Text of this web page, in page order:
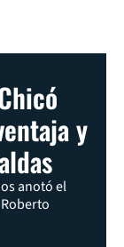
y
anotó el